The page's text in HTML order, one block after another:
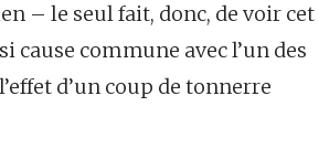
– le seul fait, donc, de voir cet
cause commune avec l’un des
d’un coup de tonnerre